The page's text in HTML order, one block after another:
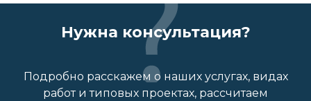
Нужна консультация?
Подробно расскажем о наших услугах, видах
работ и типовых проектах, рассчитаем